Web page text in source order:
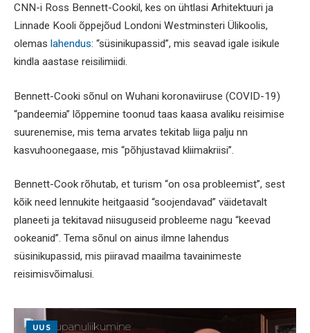
CNN-i Ross Bennett-Cookil, kes on ühtlasi Arhitektuuri ja
Linnade Kooli õppejõud Londoni Westminsteri Ülikoolis,
olemas lahendus: “süsinikupassid”, mis seavad igale isikule
kindla aastase reisilimiidi.
Bennett-Cooki sõnul on Wuhani koronaviiruse (COVID-19)
“pandeemia” lõppemine toonud taas kaasa avaliku reisimise
suurenemise, mis tema arvates tekitab liiga palju nn
kasvuhoonegaase, mis “põhjustavad kliimakriisi”.
Bennett-Cook rõhutab, et turism “on osa probleemist”, sest
kõik need lennukite heitgaasid “soojendavad” väidetavalt
planeeti ja tekitavad niisuguseid probleeme nagu “keevad
ookeanid”. Tema sõnul on ainus ilmne lahendus
süsinikupassid, mis piiravad maailma tavainimeste
reisimisvõimalusi.
UUS